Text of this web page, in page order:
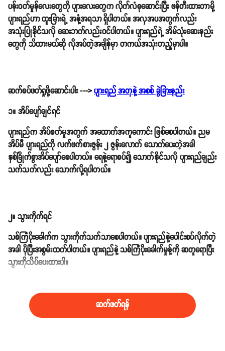
ပန်းဝတ်မှုန်လေးတွေကို ပျားလေးတွေက လိုက်လံစုဆောင်းပြီး ဖန်တီးထားတာမို့
ပျားရည်ဟာ ထူးခြားရဲ့ အနံ့အရသာ ရှိပါတယ်။ အလှအပအတွက်လည်း
အသုံးပြုနိုင်သလို ဆေးဘက်လည်းဝင်ပါတယ်။ ပျားရည်ရဲ့ အိမ်သုံးဆေးနည်း
တွေကို သိထားမယ်ဆို လိုအပ်တဲ့အချိန်မှာ တကယ်အသုံးတည့်မှာပါ။
ဆက်စပ်ဖတ်ရှုဖို့ဆောင်းပါး --->ပျားရည် အတုနဲ့ အစစ် ခွဲခြားနည်း
၁။ အိပ်ပျော်ချင်ရင်
ပျားရည်က အိပ်စက်မှုအတွက် အထောက်အကူကောင်း ဖြစ်စေပါတယ်။ ညမ
အိပ်မီ ပျားရည်ကို လက်ဖက်စားဇွန်း ၂ ဇွန်းလောက် သောက်ပေးတဲ့အခါ
နှစ်ခြိုက်စွာအိပ်ပျော်စေပါတယ်။ ရေနဲ့ရောစပ်၍ သောက်နိုင်သလို ပျားရည်ချည်း
သက်သက်လည်း သောက်လို့ရပါတယ်။
၂။ သွားကိုက်ရင်
သစ်ကြံပိုးခေါက်က သွားကိုက်သက်သာစေပါတယ်။ ပျားရည်နဲ့ပေါင်းစပ်လိုက်တဲ့
အခါ ပိုပြီးအစွမ်းထက်ပါတယ်။ ပျားရည်နဲ့ သစ်ကြံပိုးခေါက်မှုန့်ကို ဆတူရောပြီး
သွားကိုသိပ်ပေးထားပါ။
ဆက်ဖတ်ရန်